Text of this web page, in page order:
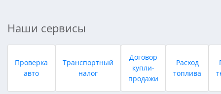
Наши сервисы
Проверка
авто
Транспортный
налог
Договор
купли-
продажи
Расход
топлива